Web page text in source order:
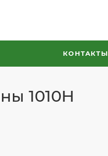
КОНТАКТЫ
1010H